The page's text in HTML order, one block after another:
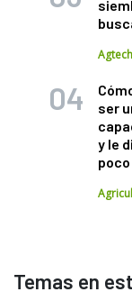
Agtech
ser
y le
Temas en